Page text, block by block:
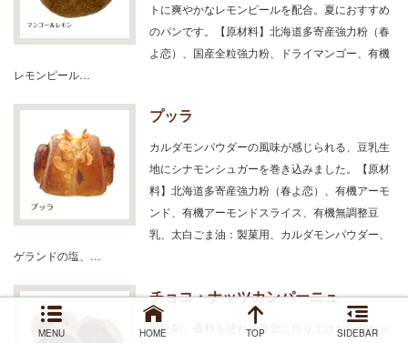
トに爽やかなレモンピールを配合。夏におすすめ
のパンです。【原材料】北海道多寄産強力粉（春
よ恋）、国産全粒強力粉、ドライマンゴー、有機
レモンピール…
プッラ
カルダモンパウダーの風味が感じられる、豆乳生
地にシナモンシュガーを巻き込みました。【原材
料】北海道多寄産強力粉（春よ恋）、有機アーモ
ンド、有機アーモンドスライス、有機無調整豆
乳、太白ごま油：製菓用、カルダモンパウダー、
ゲランドの塩、…
チョコ・ナッツカンパーニュ
乳化剤、香料を使わず丹念に作り上げたこだわり
MENU HOME TOP SIDEBAR